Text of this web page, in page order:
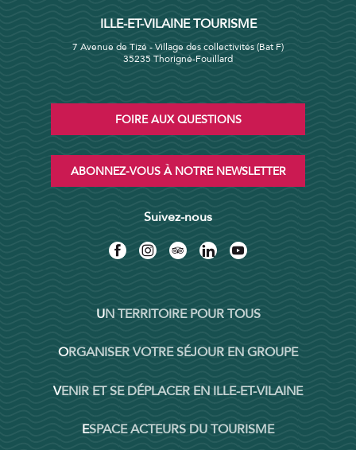
ILLE-ET-VILAINE TOURISME
7 Avenue de Tizé - Village des collectivités (Bat F)
35235 Thorigné-Fouillard
FOIRE AUX QUESTIONS
ABONNEZ-VOUS À NOTRE NEWSLETTER
Suivez-nous
UN TERRITOIRE POUR TOUS
ORGANISER VOTRE SÉJOUR EN GROUPE
VENIR ET SE DÉPLACER EN ILLE-ET-VILAINE
ESPACE ACTEURS DU TOURISME